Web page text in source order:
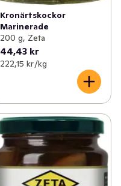
Kronärtskockor
Marinerade
200 g, Zeta
44,43 kr
222,15 kr /kg